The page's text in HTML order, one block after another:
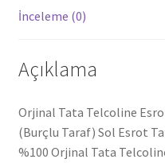
İnceleme (0)
Açıklama
Orjinal Tata Telcoline
(Burçlu Taraf) Sol Esrot
%100 Orjinal Tata